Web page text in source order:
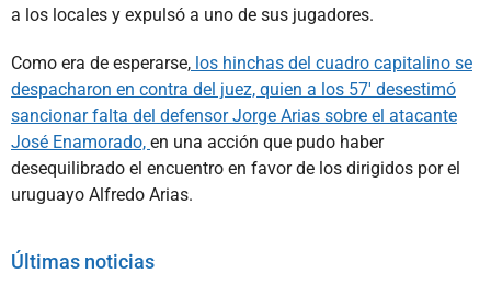
a los locales y expulsó a uno de sus jugadores.
Como era de esperarse, los hinchas del cuadro capitalino se
despacharon en contra del juez, quien a los 57' desestimó
sancionar falta del defensor Jorge Arias sobre el atacante
José Enamorado, en una acción que pudo haber
desequilibrado el encuentro en favor de los dirigidos por el
uruguayo Alfredo Arias.
Últimas noticias